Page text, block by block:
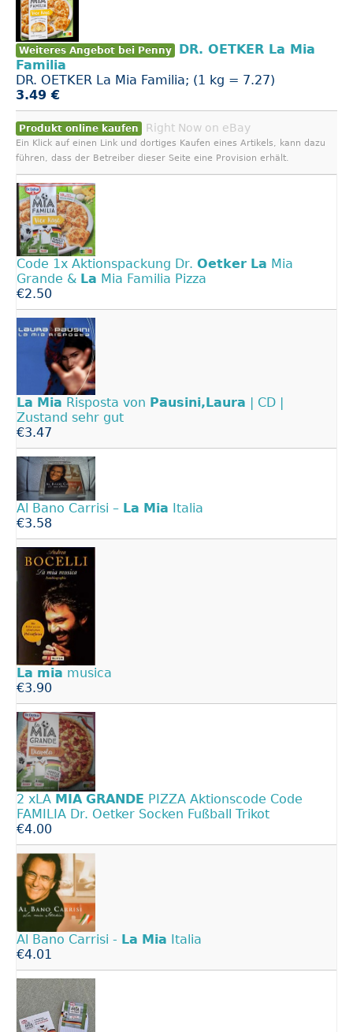
Weiteres Angebot bei Penny
DR. OETKER La Mia
Familia
DR. OETKER La Mia Familia; (1 kg = 7.27)
3.49 €
Produkt online kaufen Right Now on eBay
Ein Klick auf einen Link und dortiges Kaufen eines Artikels, kann dazu
führen, dass der Betreiber dieser Seite eine Provision erhält.
Code 1x Aktionspackung Dr. Oetker La Mia
Grande & La Mia Familia Pizza
€2.50
La Mia Risposta von Pausini,Laura | CD |
Zustand sehr gut
€3.47
Al Bano Carrisi – La Mia Italia
€3.58
La mia musica
€3.90
2 xLA MIA GRANDE PIZZA Aktionscode Code
FAMILIA Dr. Oetker Socken Fußball Trikot
€4.00
Al Bano Carrisi - La Mia Italia
€4.01